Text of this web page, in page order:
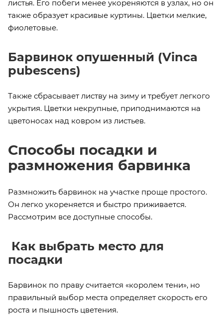
листья. Его побеги менее укореняются в узлах, но он
также образует красивые куртины. Цветки мелкие,
фиолетовые.
Барвинок опушенный (Vinca
pubescens)
Также сбрасывает листву на зиму и требует легкого
укрытия. Цветки некрупные, приподнимаются на
цветоносах над ковром из листьев.
Способы посадки и
размножения барвинка
Размножить барвинок на участке проще простого.
Он легко укореняется и быстро приживается.
Рассмотрим все доступные способы.
Как выбрать место для
посадки
Барвинок по праву считается «королем тени», но
правильный выбор места определяет скорость его
роста и пышность цветения.